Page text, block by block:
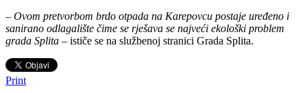
– Ovom pretvorbom brdo otpada na Karepovcu postaje uređeno i
sanirano odlagalište čime se rješava se najveći ekološki problem
grada Splita – ističe se na službenoj stranici Grada Splita.
Print